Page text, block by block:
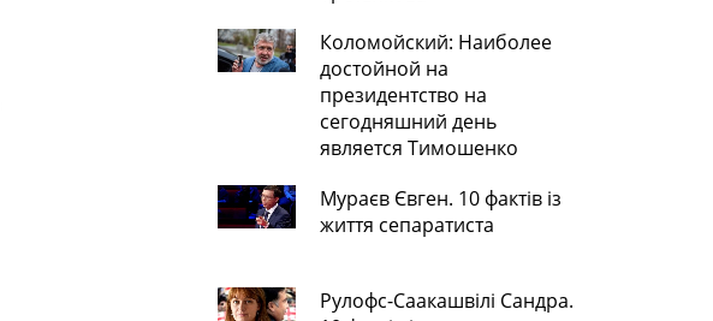
Коломойский: Наиболее
достойной на
президентство на
сегодняшний день
является Тимошенко
Мураєв Євген. 10 фактів із
життя сепаратиста
Рулофс-Саакашвілі Сандра.